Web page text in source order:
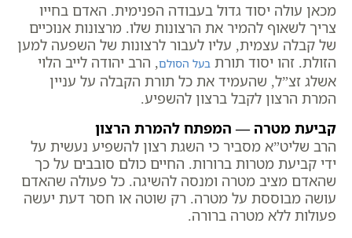
מכאן עולה יסוד גדול בעבודה הפנימית. האדם בחייו
צריך לשאוף להמיר את הרצונות שלו. מרצונות אנוכיים
של קבלה עצמית, עליו לעבור לרצונות של השפעה למען
הזולת. זהו יסוד תורת בעל הסולם, הרב יהודה לייב הלוי
אשלג זצ”ל, שהעמיד את כל תורת הקבלה על עניין
המרת הרצון לקבל ברצון להשפיע.
קביעת מטרה — המפתח להמרת הרצון
הרב שליט”א מסביר כי השגת רצון להשפיע נעשית על
ידי קביעת מטרות ברורות. החיים כולם סובבים על כך
שהאדם מציב מטרה ומנסה להשיגה. כל פעולה שהאדם
עושה מבוססת על מטרה. רק שוטה או חסר דעת יעשה
פעולות ללא מטרה ברורה.